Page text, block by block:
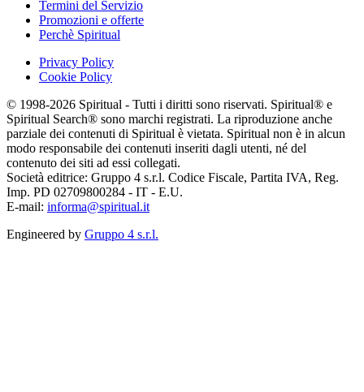
Termini del Servizio
Promozioni e offerte
Perchè Spiritual
Privacy Policy
Cookie Policy
© 1998-2026 Spiritual - Tutti i diritti sono riservati. Spiritual® e
Spiritual Search® sono marchi registrati. La riproduzione anche
parziale dei contenuti di Spiritual è vietata. Spiritual non è in alcun
modo responsabile dei contenuti inseriti dagli utenti, né del
contenuto dei siti ad essi collegati.
Società editrice: Gruppo 4 s.r.l. Codice Fiscale, Partita IVA, Reg.
Imp. PD 02709800284 - IT - E.U.
E-mail: informa@spiritual.it
Engineered by Gruppo 4 s.r.l.